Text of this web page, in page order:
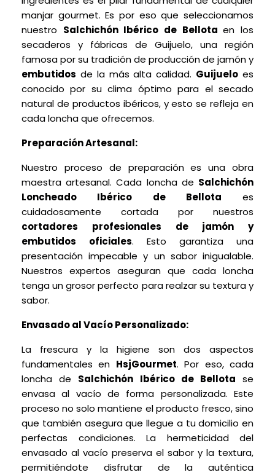
manjar gourmet. Es por eso que seleccionamos
nuestro Salchichón Ibérico de Bellotaen los
secaderos y fábricas de Guijuelo, una región
famosa por su tradición de producción de jamón y
embutidos de la más alta calidad. Guijuelo es
conocido por su clima óptimo para el secado
natural de productos ibéricos, y esto se refleja en
cada loncha que ofrecemos.
Preparación Artesanal:
Nuestro proceso de preparación es una obra
maestra artesanal. Cada loncha de Salchichón
Loncheado Ibérico de Bellota es
cuidadosamente cortada por nuestros
cortadores profesionales de jamón y
embutidos
oficiales. Esto garantiza una
presentación impecable y un sabor inigualable.
Nuestros expertos aseguran que cada loncha
tenga un grosor perfecto para realzar su textura y
sabor.
Envasado al Vacío Personalizado:
La frescura y la higiene son dos aspectos
fundamentales en HsjGourmet. Por eso, cada
loncha de Salchichón Ibérico de Bellota se
envasa al vacío de forma personalizada. Este
proceso no solo mantiene el producto fresco, sino
que también asegura que llegue a tu domicilio en
perfectas condiciones. La hermeticidad del
envasado al vacío preserva el sabor y la textura,
permitiéndote disfrutar de la auténtica